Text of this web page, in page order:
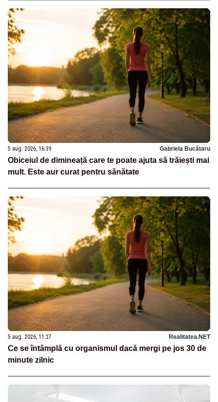
5 aug. 2026, 16:39 Gabriela Bucătaru
Obiceiul de dimineață care te poate ajuta să trăiești mai
mult. Este aur curat pentru sănătate
5 aug. 2026, 11:27 Realitatea.NET
Ce se întâmplă cu organismul dacă mergi pe jos 30 de
minute zilnic